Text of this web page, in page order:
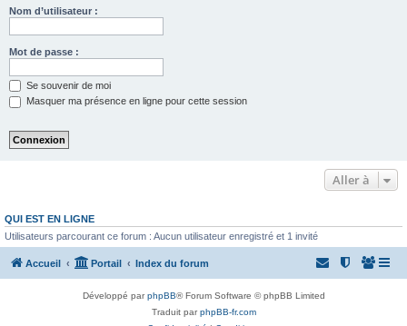
Nom d’utilisateur :
Mot de passe :
Se souvenir de moi
Masquer ma présence en ligne pour cette session
Aller à
QUI EST EN LIGNE
Utilisateurs parcourant ce forum : Aucun utilisateur enregistré et 1 invité
Accueil Portail Index du forum
Développé parphpBB® Forum Software © phpBB Limited
Traduit parphpBB-fr.com